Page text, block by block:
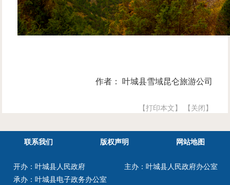
作者： 叶城县雪域昆仑旅游公司
【打印本文】 【关闭】
联系我们 版权声明 网站地图
开办：叶城县人民政府
承办：叶城县电子政务办公室
主办：叶城县人民政府办公室